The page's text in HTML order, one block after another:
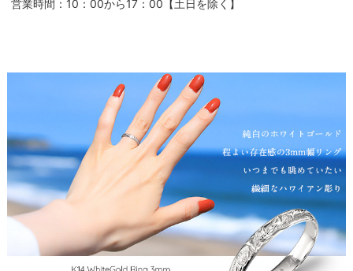
営業時間：10：00から17：00【土日を除く】